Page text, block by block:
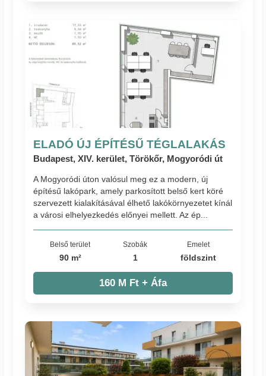
ELADÓ ÚJ ÉPÍTÉSŰ TÉGLALAKÁS
Budapest, XIV. kerület, Törökőr, Mogyoródi út
A Mogyoródi úton valósul meg ez a modern, új
építésű lakópark, amely parkosított belső kert köré
szervezett kialakításával élhető lakókörnyezetet kínál
a városi elhelyezkedés előnyei mellett. Az ép...
Belső terület
90 m²
Szobák
1
Emelet
földszint
160 M Ft + Áfa